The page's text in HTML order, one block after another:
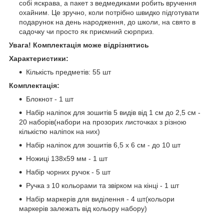
собі яскрава, а пакет з ведмедиками робить вручення
охайним. Це зручно, коли потрібно швидко підготувати
подарунок на день народження, до школи, на свято в
садочку чи просто як приємний сюрприз.
Увага! Комплектація може відрізнятись
Характеристики:
Кількість предметів: 55 шт
Комплектація:
Блокнот - 1 шт
Набір наліпок для зошитів 5 видів від 1 см до 2,5 см -
20 наборів(набори на прозорих листочках з різною
кількістю наліпок на них)
Набір наліпок для зошитів 6,5 х 6 см - до 10 шт
Ножиці 138х59 мм - 1 шт
Набір чорних ручок - 5 шт
Ручка з 10 кольорами та звірком на кінці - 1 шт
Набір маркерів для виділення - 4 шт(кольори
маркерів залежать від кольору набору)